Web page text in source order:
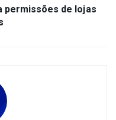
permissões de lojas